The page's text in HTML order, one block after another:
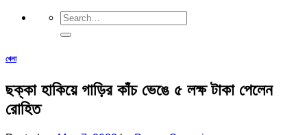
খেলা
ছক্কা হাকিয়ে গাড়ির কাঁচ ভেঙে ৫ লক্ষ টাকা পেলেন
রোহিত